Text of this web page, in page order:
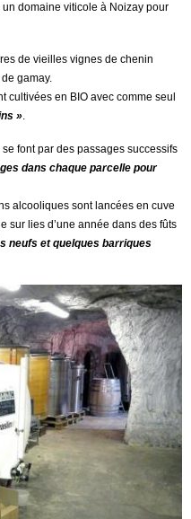
un domaine viticole à Noizay pour
de vieilles vignes de chenin
gamay.
cultivées en BIO avec comme seul
».
font par des passages successifs
dans chaque parcelle pour
alcooliques sont lancées en cuve
sur lies d’une année dans des fûts
neufs et quelques barriques